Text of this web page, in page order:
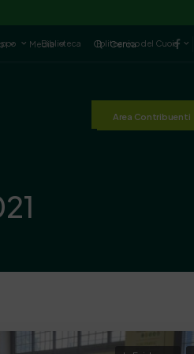
Media Cerca
Area Contribuenti
Biblioteca Politecnico del Cuoio
Area Contribuenti